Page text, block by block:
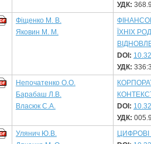
УДК:
Фіщенко М. В.
Яковин М. М.
ЇХНІХ
DOI:
УДК:
Непочатенко О.О.
Барабаш Л.В.
Власюк С.А.
DOI:
УДК:
Улянич Ю.В.
ЦИФРОВІ